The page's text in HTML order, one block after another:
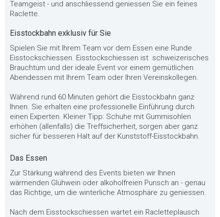
Teamgeist - und anschliessend geniessen Sie ein feines
Raclette.
Eisstockbahn exklusiv für Sie
Spielen Sie mit Ihrem Team vor dem Essen eine Runde
Eisstockschiessen. Eisstockschiessen ist schweizerisches
Brauchtum und der ideale Event vor einem gemütlichen
Abendessen mit Ihrem Team oder Ihren Vereinskollegen.
Während rund 60 Minuten gehört die Eisstockbahn ganz
Ihnen. Sie erhalten eine professionelle Einführung durch
einen Experten. Kleiner Tipp: Schuhe mit Gummisohlen
erhöhen (allenfalls) die Treffsicherheit, sorgen aber ganz
sicher für besseren Halt auf der Kunststoff-Eisstockbahn.
Das Essen
Zur Stärkung während des Events bieten wir Ihnen
wärmenden Glühwein oder alkoholfreien Punsch an - genau
das Richtige, um die winterliche Atmosphäre zu geniessen.
Nach dem Eisstockschiessen wartet ein Racletteplausch